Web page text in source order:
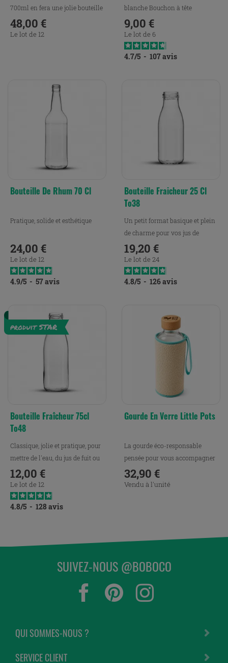
700ml en fera une jolie bouteille
d’eau en verre, ou...
Prix
48,00 €
Le lot de 12
blanche Bouchon à tête
Prix
9,00 €
Le lot de 6
4.7/5 - 107avis
Bouteille De Rhum 70 Cl
Pratique, solide et esthétique
Prix
24,00 €
Le lot de 12
4.9/5 - 57avis
Bouteille Fraicheur 25 Cl
To38
Un petit format basique et plein
de charme pour vos jus de
fruits.
Prix
19,20 €
Le lot de 24
4.8/5 - 126avis
Bouteille Fraîcheur 75cl
To48
Classique, jolie et pratique, pour
mettre de l'eau, du jus de fuit ou
du lait.
Prix
12,00 €
Le lot de 12
4.8/5 - 128 avis
Gourde En Verre Little Pots
La gourde éco-responsable
pensée pour vous accompagner
partout.
Prix
32,90 €
Vendu à l'unité
QUI SOMMES-NOUS ?
SERVICE CLIENT
SUIVEZ-NOUS @BOBOCO